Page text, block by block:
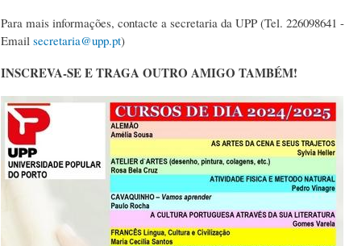
Para mais informações, contacte a secretaria da UPP (Tel. 226098641 -
Email secretaria@upp.pt)
INSCREVA-SE E TRAGA OUTRO AMIGO TAMBÉM!